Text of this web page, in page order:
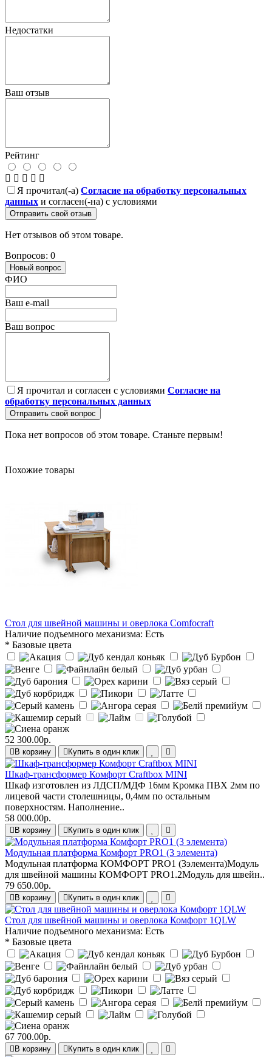
Недостатки
Ваш отзыв
Рейтинг
Я прочитал(-а) Согласие на обработку персональных
данных и согласен(-на) с условиями
Отправить свой отзыв
Нет отзывов об этом товаре.
Вопросов: 0
Новый вопрос
ФИО
Ваш e-mail
Ваш вопрос
Я прочитал и согласен с условиями Согласие на
обработку персональных данных
Отправить свой вопрос
Пока нет вопросов об этом товаре. Станьте первым!
Похожие товары
Стол для швейной машины и оверлока Comfocraft
Наличие подъемного механизма: Есть
* Базовые цвета
52 300.00р.
В корзину Купить в один клик
Шкаф-трансформер Комфорт Craftbox MINI
Шкаф изготовлен из ЛДСП/МДФ 16мм Кромка ПВХ 2мм по
лицевой части столешницы, 0,4мм по остальным
поверхностям. Наполнение..
58 000.00р.
В корзину Купить в один клик
Модульная платформа Комфорт PRO1 (3 элемента)
Модульная платформа КОМФОРТ PRO1 (3элемента)Модуль
для швейной машины КОМФОРТ PRO1.2Модуль для швейн..
79 650.00р.
В корзину Купить в один клик
Стол для швейной машины и оверлока Комфорт 1QLW
Наличие подъемного механизма: Есть
* Базовые цвета
67 700.00р.
В корзину Купить в один клик